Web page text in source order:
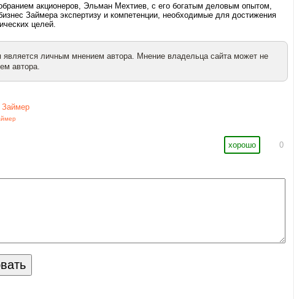
акционеров, Эльман Мехтиев, с его богатым деловым опытом,
Займера экспертизу и компетенции, необходимые для достижения
целей.
является личным мнением автора. Мнение владельца сайта может не
автора.
Займер
хорошо
0